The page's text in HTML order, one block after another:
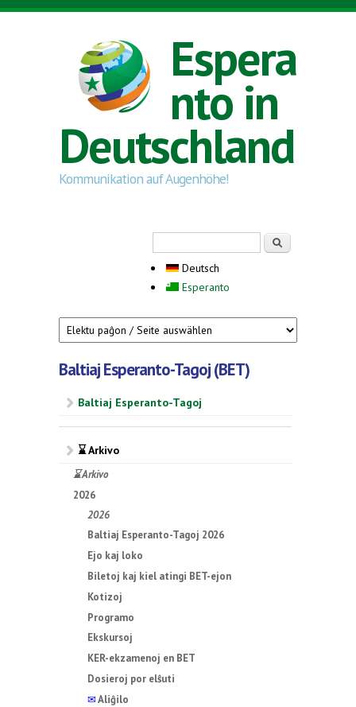
Direkt zum Inhalt
Espera
nto in
Deutschland
Kommunikation auf Augenhöhe!
Deutsch
Esperanto
Baltiaj Esperanto-Tagoj (BET)
Baltiaj Esperanto-Tagoj
⌛ Arkivo
⌛ Arkivo
2026
2026
Baltiaj Esperanto-Tagoj 2026
Ejo kaj loko
Biletoj kaj kiel atingi BET-ejon
Kotizoj
Programo
Ekskursoj
KER-ekzamenoj en BET
Dosieroj por elŝuti
✉Aliĝilo